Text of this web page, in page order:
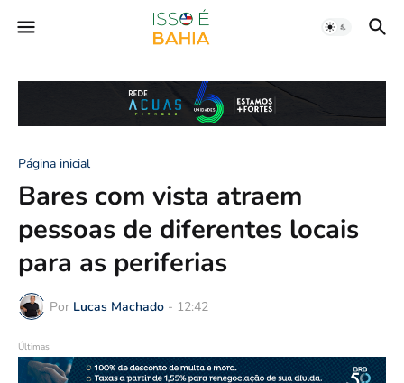
Página inicial
Bares com vista atraem
pessoas de diferentes locais
para as periferias
Por Lucas Machado - 12:42
Últimas